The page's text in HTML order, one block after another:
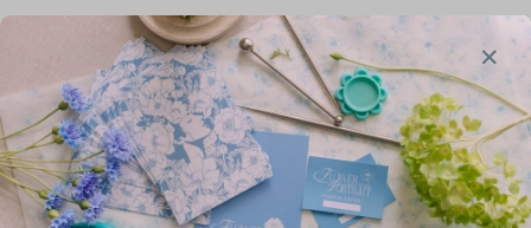
Описание
Каттеры смородины изготовлены методом
3д печати из прочного пластика. Вырубки
подходят для полимерных глин, мастики,